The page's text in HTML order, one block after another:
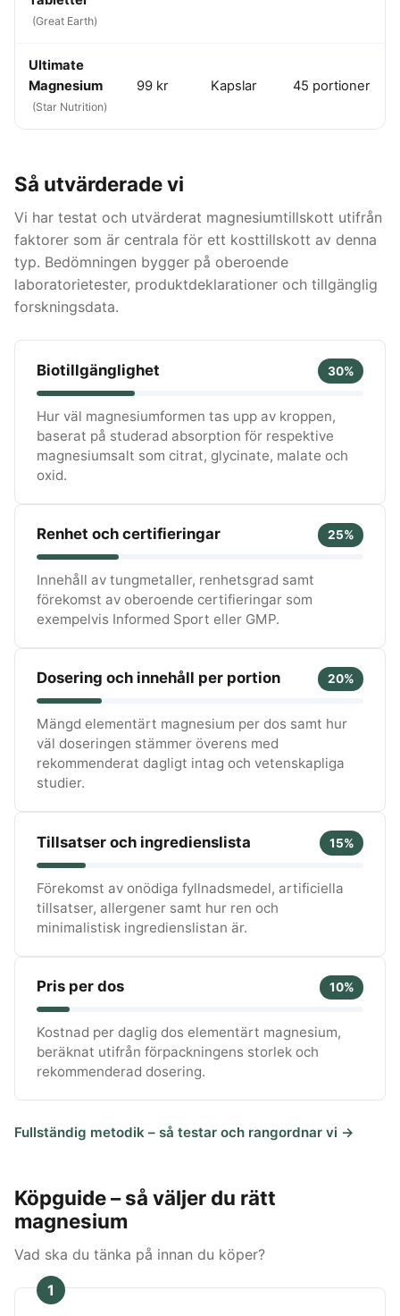
(Great Earth)
Ultimate
Magnesium
(Star Nutrition)
99 kr Kapslar 45 portioner
Så utvärderade vi
Vi har testat och utvärderat magnesiumtillskott utifrån
faktorer som är centrala för ett kosttillskott av denna
typ. Bedömningen bygger på oberoende
laboratorietester, produktdeklarationer och tillgänglig
forskningsdata.
Biotillgänglighet 30%
Hur väl magnesiumformen tas upp av kroppen,
baserat på studerad absorption för respektive
magnesiumsalt som citrat, glycinate, malate och
oxid.
Renhet och certifieringar 25%
Innehåll av tungmetaller, renhetsgrad samt
förekomst av oberoende certifieringar som
exempelvis Informed Sport eller GMP.
Dosering och innehåll per portion 20%
Mängd elementärt magnesium per dos samt hur
väl doseringen stämmer överens med
rekommenderat dagligt intag och vetenskapliga
studier.
Tillsatser och ingredienslista 15%
Förekomst av onödiga fyllnadsmedel, artificiella
tillsatser, allergener samt hur ren och
minimalistisk ingredienslistan är.
Pris per dos 10%
Kostnad per daglig dos elementärt magnesium,
beräknat utifrån förpackningens storlek och
rekommenderad dosering.
Fullständig metodik – så testar och rangordnar vi →
Köpguide – så väljer du rätt
magnesium
Vad ska du tänka på innan du köper?
1